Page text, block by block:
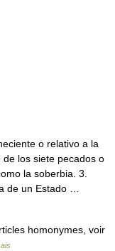
o relativo a la
los siete pecados o
la soberbia. 3.
de un Estado …
homonymes, voir